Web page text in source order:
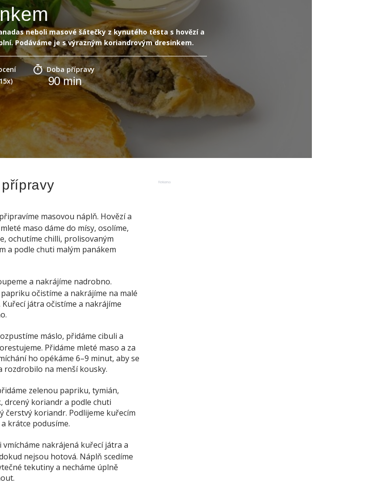
neboli masové šátečky z kynutého těsta s hovězí a
Podáváme je s výrazným koriandrovým dresinkem.
Doba přípravy
90min
Reklama
masovou náplň. Hovězí a
maso dáme do mísy, osolíme,
ochutíme chilli, prolisovaným
a podle chuti malým panákem
a nakrájíme nadrobno.
očistíme a nakrájíme na malé
Kuřecí játra očistíme a nakrájíme
máslo, přidáme cibuli a
Přidáme mleté maso a za
ho opékáme 6–9 minut, aby se
rozdrobilo na menší kousky.
zelenou papriku, tymián,
drcený koriandr a podle chuti
čerstvý koriandr. Podlijeme kuřecím
krátce podusíme.
vmícháme nakrájená kuřecí játra a
nejsou hotová. Náplň scedíme
tekutiny a necháme úplně